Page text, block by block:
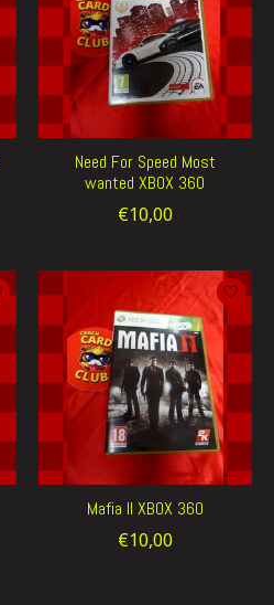
Need For Speed Most
wanted XBOX 360
€10,00
Mafia II XBOX 360
€10,00